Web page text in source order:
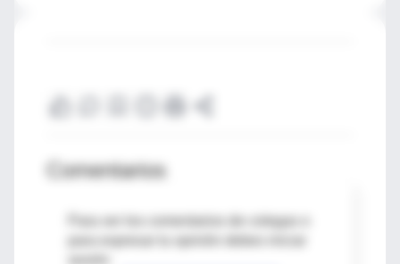
Comentarios
Para ver los comentarios de colegas o